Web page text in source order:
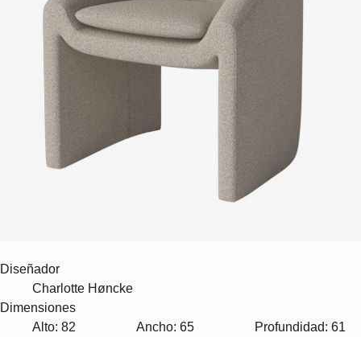
Diseñador
Charlotte Høncke
Dimensiones
Alto: 82
Ancho: 65
Profundidad: 61